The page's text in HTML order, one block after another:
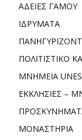
ΑΔΕΙΕΣ ΓΑΜΟΥ
ΙΔΡΥΜΑΤΑ
ΠΟΛΙΤΙΣΤΙΚΟ
ΜΝΗΜΕΙΑ
ΕΚΚΛΗΣΙΕΣ –
ΜΟΝΑΣΤΗΡΙΑ